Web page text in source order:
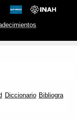
Diccionario Bibliogra